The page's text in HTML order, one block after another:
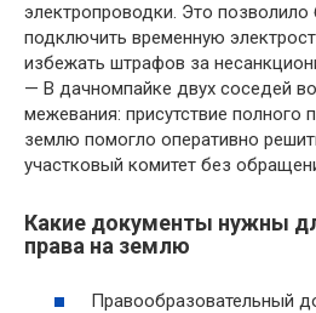
электропроводки. Это
подключить временную
избежать штрафов за
— В дачномпайке двух соседей
межевания: присутствие полного
землю помогло оперативно
участковый комитет без
Какие документы нужны
права на землю
Правообразовательный